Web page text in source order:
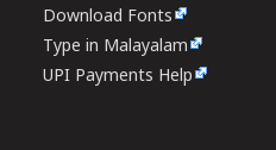
Download Fonts
Type in Malayalam
UPI Payments Help